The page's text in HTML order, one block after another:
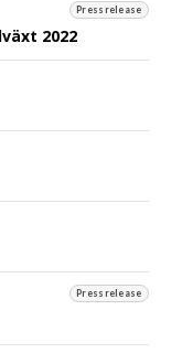
Pressrelease
2022
Pressrelease